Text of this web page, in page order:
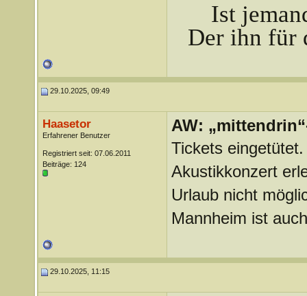
Ist
Der ihn für
29.10.2025, 09:49
Haasetor
Erfahrener Benutzer
Registriert seit: 07.06.2011
Beiträge: 124
AW:
Tickets
Akustikkonzert
Urlaub nicht
Mannheim ist
29.10.2025, 11:15